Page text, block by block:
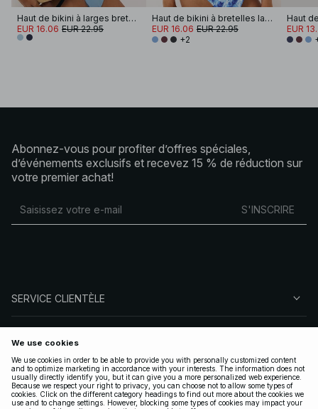
Haut de bikini à larges bretelles et à lanières torsadées sur le devant
EUR 16.06 EUR 22.95
Haut de bikini à bretelles larges
EUR 16.06 EUR 22.95
+2
EUR
Abonnez-vous pour profiter d’offres spéciales,
d’événements exclusifs et recevez 15 % de réduction sur
votre premier achat!
S'INSCRIRE
SERVICE CLIENTÈLE
SUIVEZ-NOUS
LÉGAL